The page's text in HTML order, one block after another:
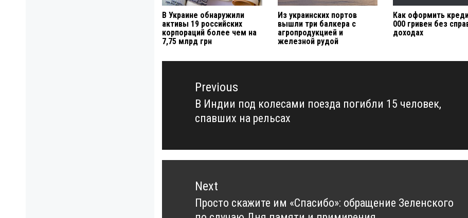
В Украине обнаружили
активы 19 российских
корпораций более чем на
7,75 млрд грн
Из украинских портов
вышли три балкера с
агропродукцией и
железной рудой
Как оформить
000 гривен без
доходах
Навигация
записямPrevious
Previous
post:
В Индии под колесами поезда погибли 15 человек,
спавших на рельсах
Next
Next
Просто скажите им «Спасибо»: обращение Зеленского